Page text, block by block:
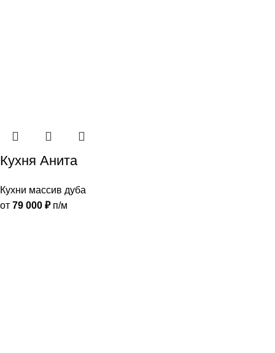
Кухня Анита
Кухни массив дуба
от 79 000 ₽п/м